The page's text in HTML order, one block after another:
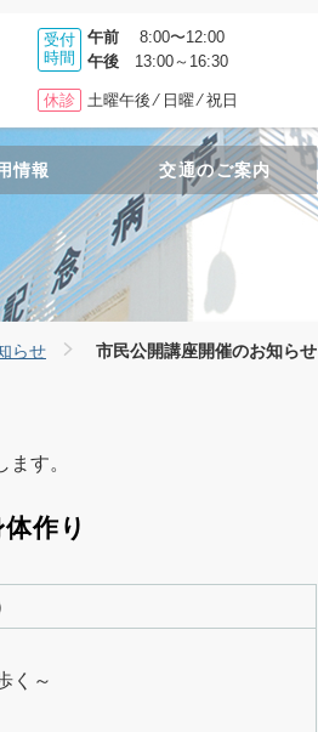
受付
時間
午前 8:00〜12:00
午後 13:00～16:30
休診 土曜午後 ⁄ 日曜 ⁄ 祝日
情報 交通のご案内
らせ 市民公開講座開催のお知らせ
す。
作り
く～